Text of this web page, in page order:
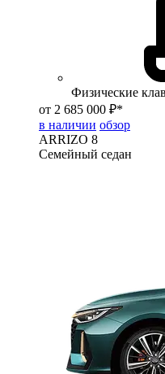
Физические
от 2 685 000 ₽*
в наличии обзор
ARRIZO 8
Семейный седан